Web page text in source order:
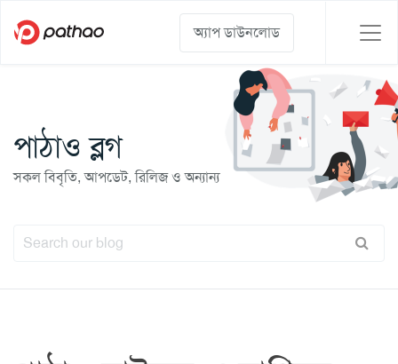
অ্যাপ ডাউনলোড
পাঠাও ব্লগ
সকল বিবৃতি, আপডেট, রিলিজ ও অন্যান্য